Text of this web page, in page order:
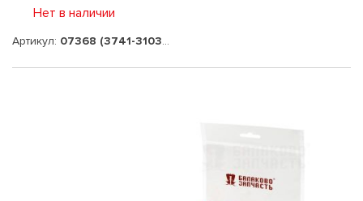
Нет в наличии
Артикул: 07368 (3741-3103038)